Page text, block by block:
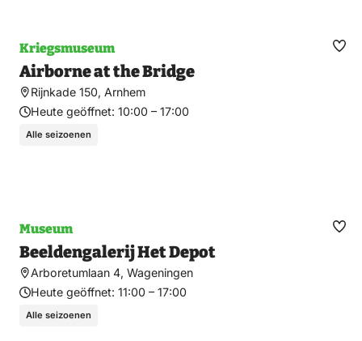
Kriegsmuseum
Airborne at the Bridge
Rijnkade 150, Arnhem
Heute geöffnet: 10:00 – 17:00
Alle seizoenen
Museum
Beeldengalerij Het Depot
Arboretumlaan 4, Wageningen
Heute geöffnet: 11:00 – 17:00
Alle seizoenen